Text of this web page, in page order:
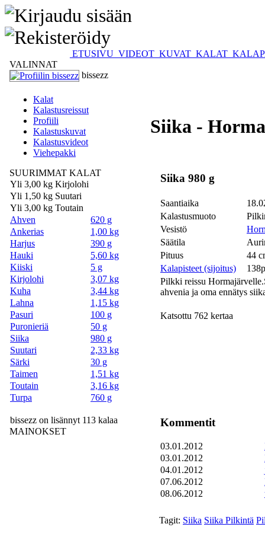
ETUSIVU VIDEOT KUVAT KALAT
VALINNAT
bissezz
Kalat
Kalastusreissut
Profiili
Kalastuskuvat
Kalastusvideot
Viehepakki
SUURIMMAT KALAT
Yli 3,00 kg Kirjolohi
Yli 1,50 kg Suutari
Yli 3,00 kg Toutain
Ahven
620 g
Ankerias
1,00 kg
Harjus
390 g
Hauki
5,60 kg
Kiiski
5 g
Kirjolohi
3,07 kg
Kuha
3,44 kg
Lahna
1,15 kg
Pasuri
100 g
Puronieriä
50 g
Siika
980 g
Suutari
2,33 kg
Särki
30 g
Taimen
1,51 kg
Toutain
3,16 kg
Turpa
760 g
bissezz on lisännyt 113 kalaa
MAINOKSET
Siika -
Siika 980 g
Saantiaika
Kalastusmuoto
Vesistö
Säätila
Pituus
44
Kalapisteet (sijoitus)
Pilkki reissu
ahvenia ja oma ennätys
Katsottu 762 kertaa
Kommentit
03.01.2012
03.01.2012
04.01.2012
07.06.2012
08.06.2012
Tagit: Siika Siika Pilkintä